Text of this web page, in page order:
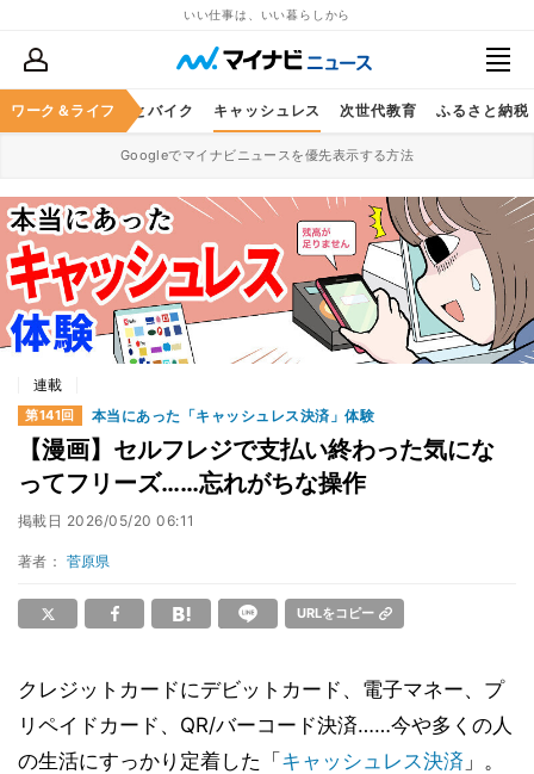
いい仕事は、いい暮らしから
ワーク＆ライフ
レジャー 車とバイク キャッシュレス 次世代教育 ふるさと納税
Googleでマイナビニュースを優先表示する方法
連載
第141回 本当にあった「キャッシュレス決済」体験
【漫画】セルフレジで支払い終わった気にな
ってフリーズ……忘れがちな操作
掲載日 2026/05/20 06:11
著者： 菅原県
URLをコピー
クレジットカードにデビットカード、電子マネー、プ
リペイドカード、QR/バーコード決済……今や多くの人
の生活にすっかり定着した「 キャッシュレス決済 」。